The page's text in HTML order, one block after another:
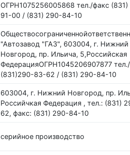
ОГРН1075256005868 тел./факс
91-00 / (831) 290-84-10
"Автозавод "ГАЗ", 603004, г. Нижний
Новгород, пр. Ильича, 5,Российская
ФедерацияОГРН1045206907877
(831)290-83-62 / (831) 290-84-10
603004, г. Нижний Новгород, пр.
Российчкая Федерация , тел.: (831)
62, факс: (831) 290-84-10
серийное производство